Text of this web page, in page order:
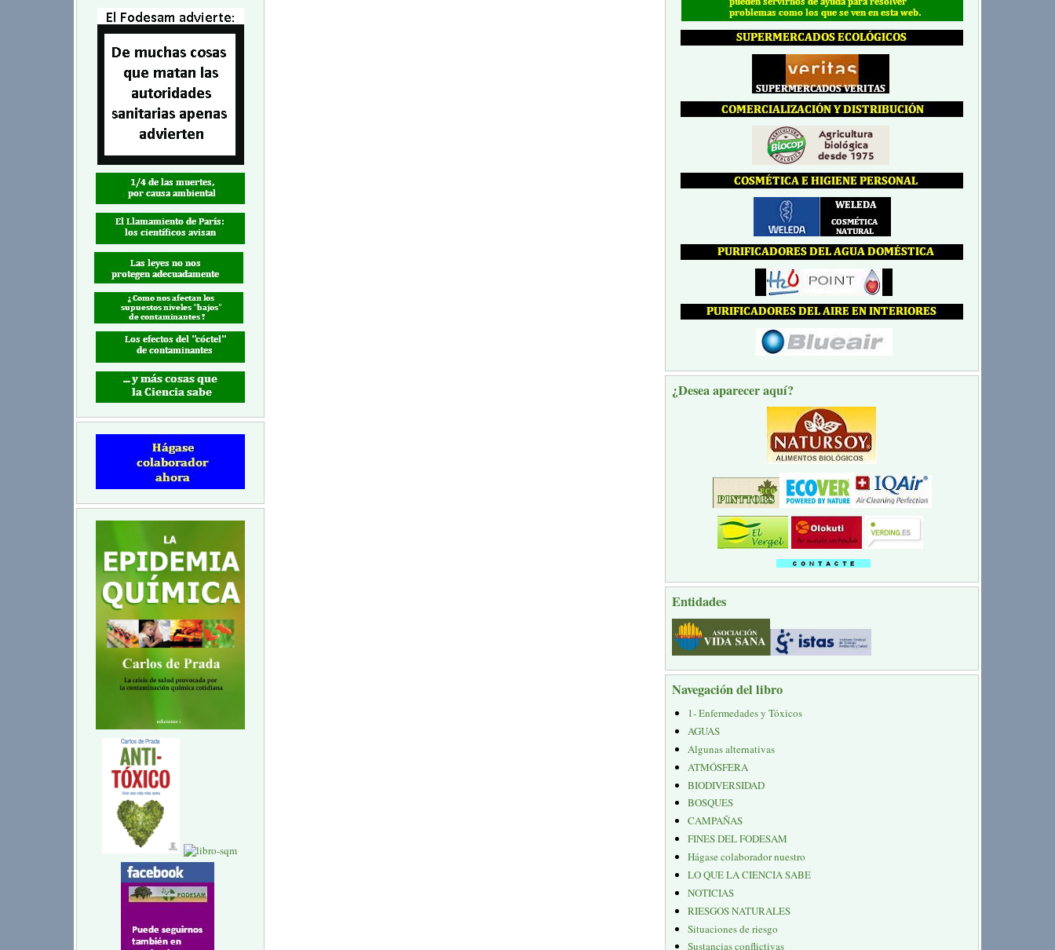
¿Desea aparecer aquí?
Entidades
Navegación del libro
1- Enfermedades y Tóxicos
AGUAS
Algunas alternativas
ATMÓSFERA
BIODIVERSIDAD
BOSQUES
CAMPAÑAS
FINES DEL FODESAM
Hágase colaborador nuestro
LO QUE LA CIENCIA SABE
NOTICIAS
RIESGOS NATURALES
Situaciones de riesgo
Sustancias conflictivas